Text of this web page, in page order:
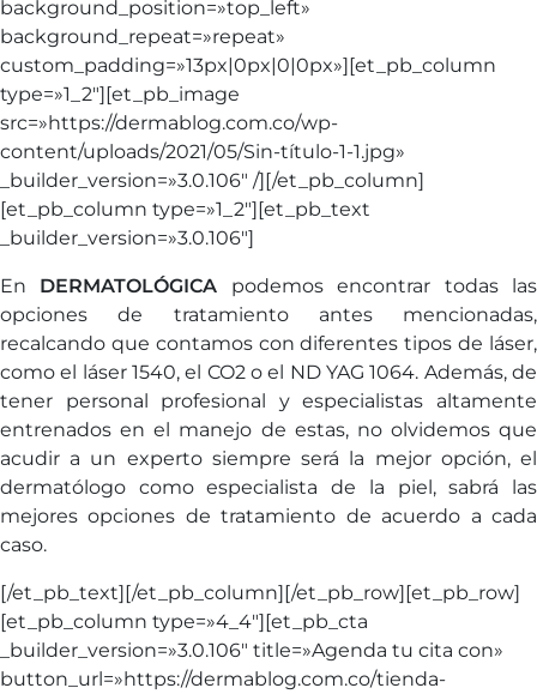
background_position=»top_left»
background_repeat=»repeat»
custom_padding=»13px|0px|0|0px»][et_pb_column
type=»1_2″][et_pb_image
src=»https://dermablog.com.co/wp-
content/uploads/2021/05/Sin-título-1-1.jpg»
_builder_version=»3.0.106″ /][/et_pb_column]
[et_pb_column type=»1_2″][et_pb_text
_builder_version=»3.0.106″]
En DERMATOLÓGICA podemos encontrar todas las
opciones de tratamiento antes mencionadas,
recalcando que contamos con diferentes tipos de láser,
como el láser 1540, el CO2 o el ND YAG 1064. Además, de
tener personal profesional y especialistas altamente
entrenados en el manejo de estas, no olvidemos que
acudir a un experto siempre será la mejor opción, el
dermatólogo como especialista de la piel, sabrá las
mejores opciones de tratamiento de acuerdo a cada
caso.
[/et_pb_text][/et_pb_column][/et_pb_row][et_pb_row]
[et_pb_column type=»4_4″][et_pb_cta
_builder_version=»3.0.106″ title=»Agenda tu cita con»
button_url=»https://dermablog.com.co/tienda-